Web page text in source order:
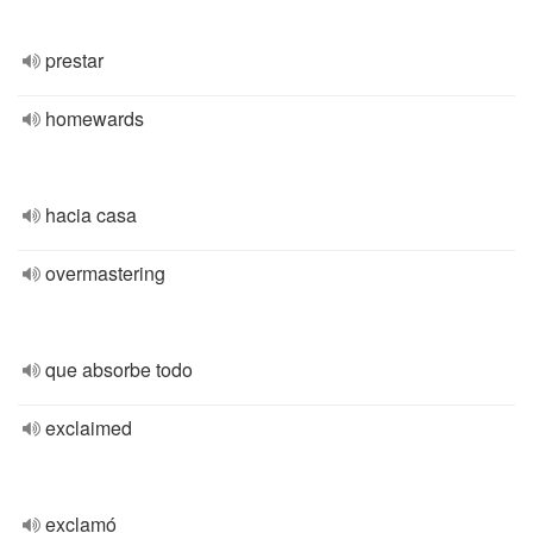
prestar
homewards
hacia casa
overmastering
que absorbe todo
exclaimed
exclamó